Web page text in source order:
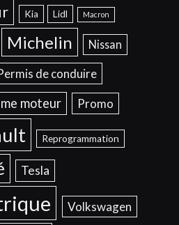
Kia Lidl Macron
Michelin Nissan
de conduire
moteur Promo
Reprogrammation
Tesla
Volkswagen